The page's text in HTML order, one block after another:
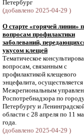
Петербург
(добавлено 2025-04-29 )
О старте «горячей линии»
вопросам профилактики
заболеваний,
укусом клещей
Тематическое
вопросам, связанным с
профилактикой клещевого
энцефалита, осуществляется
Межрегиональным
Роспотребнадзора по
Петербургу и
области с 28 апреля по 11
года.
(добавлено 2025-04-29 )